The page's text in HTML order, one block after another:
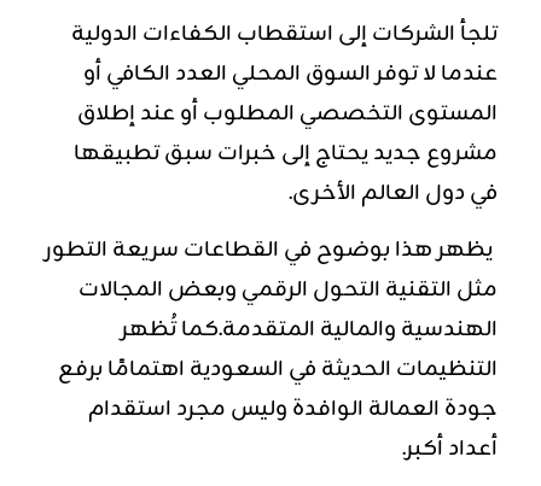
تلجأ الشركات إلى استقطاب الكفاءات الدولية
عندما لا توفر السوق المحلي العدد الكافي أو
المستوى التخصصي المطلوب أو عند إطلاق
مشروع جديد يحتاج إلى خبرات سبق تطبيقها
في دول العالم الأخرى.
يظهر هذا بوضوح في القطاعات سريعة التطور
مثل التقنية التحول الرقمي وبعض المجالات
الهندسية والمالية المتقدمة.كما تُظهر
التنظيمات الحديثة في السعودية اهتمامًا برفع
جودة العمالة الوافدة وليس مجرد استقدام
أعداد أكبر.